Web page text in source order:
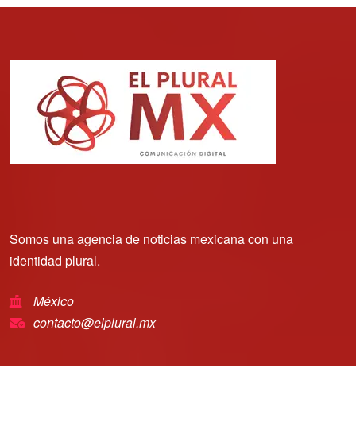
Somos una agencia de noticias mexicana con una
identidad plural.
México
contacto@elplural.mx